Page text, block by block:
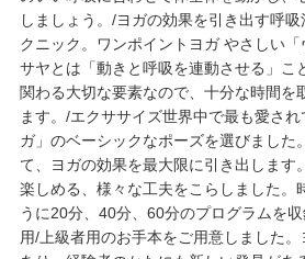
しましょう。/ヨガの効果を引き出す呼
クニック。ワンポイントヨガ やさしい
サヤとは「動きと呼吸を連動させる」こ
関わる大切な要素なので、十分な時間を
ます。/エクササイズ世界中で最も愛さ
ガ」のベーシックなポーズを選びました
て、ヨガの効果を最大限に引き出します
楽しめる、様々な工夫をこらしました。
うに20分、40分、60分のプログラムを
用/上級者用のお手本をご用意しました